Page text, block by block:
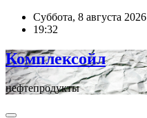
ПерейтиСуббота, 8 августа 2026
19:32
Комплексойл
нефтепродукты